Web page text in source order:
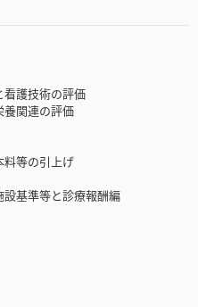
護技術の評価
関連の評価
料等の引上げ
基準等と診療報酬編